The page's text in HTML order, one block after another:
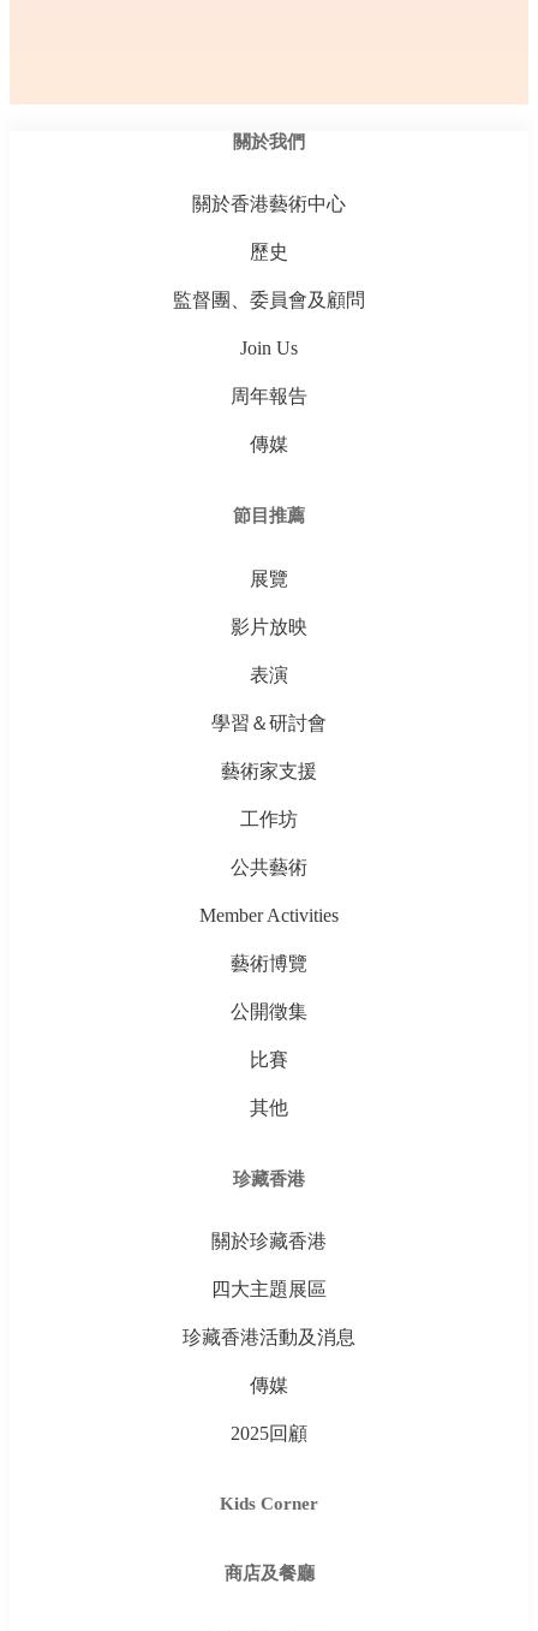
關於我們
關於香港藝術中心
歷史
監督團、委員會及顧問
Join Us
周年報告
傳媒
節目推薦
展覽
影片放映
表演
學習＆研討會
藝術家支援
工作坊
公共藝術
Member Activities
藝術博覽
公開徵集
比賽
其他
珍藏香港
關於珍藏香港
四大主題展區
珍藏香港活動及消息
傳媒
2025回顧
Kids Corner
商店及餐廳